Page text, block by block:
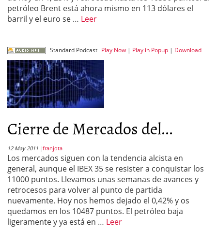
petróleo Brent está ahora mismo en 113 dólares el
barril y el euro se … Leer
Standard Podcast Play Now| Play in Popup| Download
Cierre de Mercados del...
12 May 2011 franjota
Los mercados siguen con la tendencia alcista en
general, aunque el IBEX 35 se resister a conquistar los
11000 puntos. Llevamos unas semanas de avances y
retrocesos para volver al punto de partida
nuevamente. Hoy nos hemos dejado el 0,42% y os
quedamos en los 10487 puntos. El petróleo baja
ligeramente y ya está en … Leer